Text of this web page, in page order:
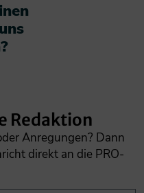
Redaktion
Anregungen? Dann
direkt an die PRO-